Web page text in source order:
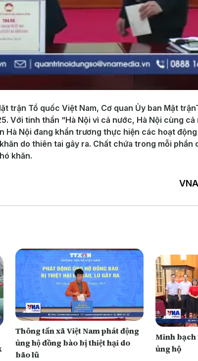
trận Tổ quốc Việt Nam, Cơ quan Ủy ban Mặt
Với tinh thần “Hà Nội vì cả nước, Hà Nội cùng cả
Nội đang khẩn trương thực hiện các hoạt
do thiên tai gây ra. Chất chứa trong mỗi phần
khăn.
Thông tấn xã Việt Nam phát động
ủng hộ đồng bào bị thiệt hại do
bão lũ
Minh
ủng hộ